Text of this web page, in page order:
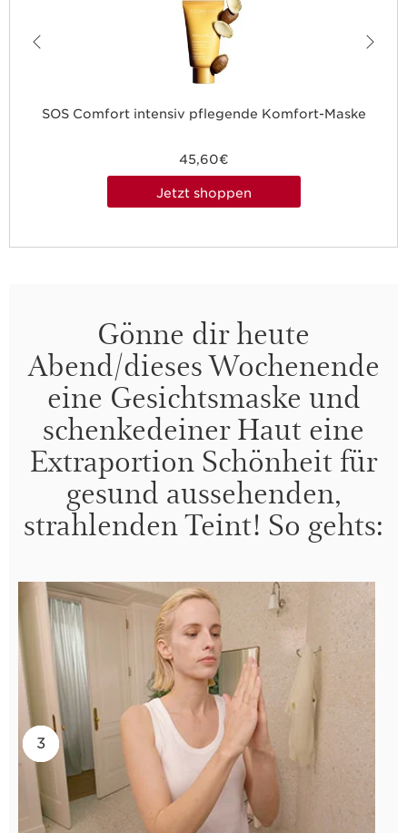
SOS Comfort intensiv pflegende Komfort-Maske
45,60€
Jetzt shoppen
Gönne dir heute
Abend/dieses Wochenende
eine Gesichtsmaske und
schenkedeiner Haut eine
Extraportion Schönheit für
gesund aussehenden,
strahlenden Teint! So gehts:
1
2
3